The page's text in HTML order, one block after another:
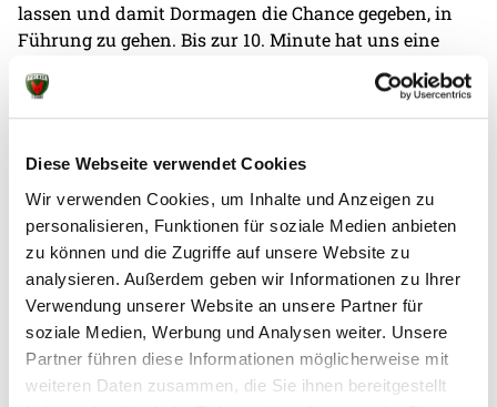
Diese Webseite verwendet Cookies
Wir verwenden Cookies, um Inhalte und Anzeigen zu
personalisieren, Funktionen für soziale Medien anbieten
zu können und die Zugriffe auf unsere Website zu
analysieren. Außerdem geben wir Informationen zu Ihrer
Verwendung unserer Website an unsere Partner für
soziale Medien, Werbung und Analysen weiter. Unsere
Partner führen diese Informationen möglicherweise mit
weiteren Daten zusammen, die Sie ihnen bereitgestellt
lassen und damit Dormagen die Chance gegeben, in
Führung zu gehen. Bis zur 10. Minute hat uns eine
starke Abwehr gestützt mit einem überragenden
Henning Lahuis im Tor, der uns den Rückhalt gegeben
hat. Er hat dafür gesorgt, dass Dormagen nicht
weiter sehr aktiv und aggressiv verteidigt, Leo
Tautenhahn und Maxime Brodier haben das
überragend gemacht. Leo Nowak hat uns nach
anfänglichen Schwierigkeiten souverän durch das
Spiel geführt. Auch Gustav Salokat hat seine Chancen
auf Rechtsaußen gut verwertet, insgesamt konnten
wir dadurch auf 23 Tempotore kommen. Damit haben
wir den Grundstein für das Halbfinale gelegt. Generell
bin ich zufrieden, trotzdem habe ich noch Punkte